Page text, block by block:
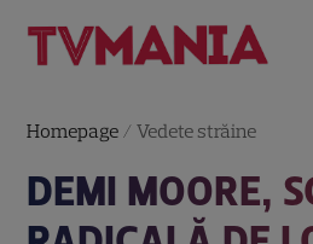
Homepage /Vedete străine
DEMI MOORE,